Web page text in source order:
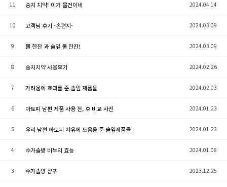
11 송치 치약! 이거 물건이네 2024.04.14
10 고객님 후기 -손편지- 2024.03.09
9 물 한잔 과 솔잎 물 한잔! 2024.03.09
8 송치치약 사용후기 2024.02.26
7 가려움에 효과를 준 솔잎 제품들 2024.02.03
6 아토피 남편 제품 사용 전, 후 비교 사진 2024.01.23
5 우리 남편 아토피 치유에 도움을 준 솔잎제품들 2024.01.23
4 수가솔방 비누의 효능 2024.01.08
3 수가솔방 샴푸 2023.12.25